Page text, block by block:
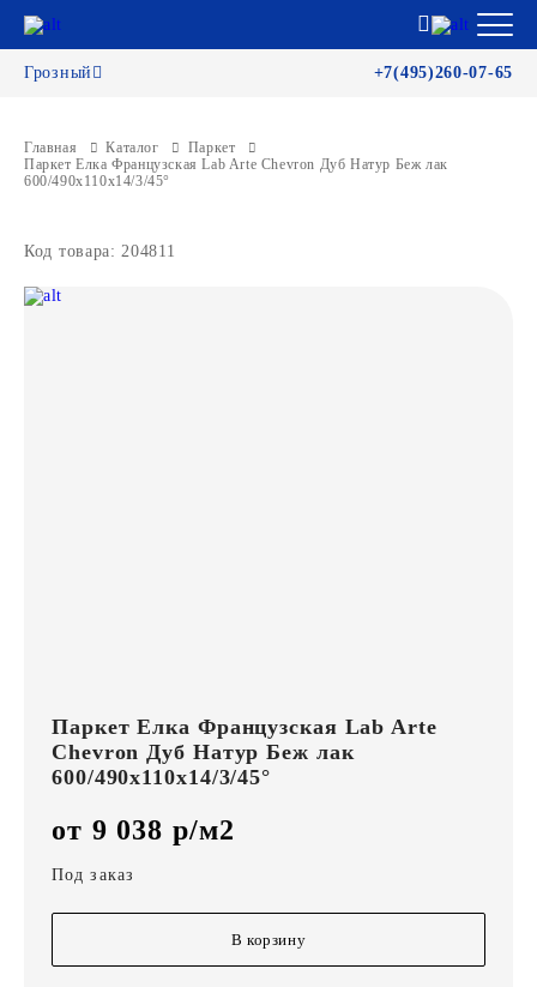
Грозный +7(495)260-07-65
Главная Каталог
Паркет
Паркет Елка Французская Lab Arte Chevron Дуб Натур Беж лак
600/490х110х14/3/45°
Код товара: 204811
Паркет Елка Французская Lab Arte
Chevron Дуб Натур Беж лак
600/490х110х14/3/45°
от 9 038 р/м2
Под заказ
В корзину